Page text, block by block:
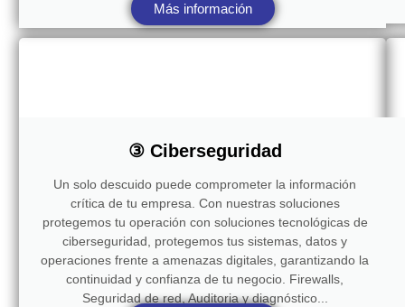
Más información
③ Ciberseguridad
Un solo descuido puede comprometer la información
crítica de tu empresa. Con nuestras soluciones
protegemos tu operación con soluciones tecnológicas de
ciberseguridad, protegemos tus sistemas, datos y
operaciones frente a amenazas digitales, garantizando la
continuidad y confianza de tu negocio. Firewalls,
Seguridad de red, Auditoria y diagnóstico...